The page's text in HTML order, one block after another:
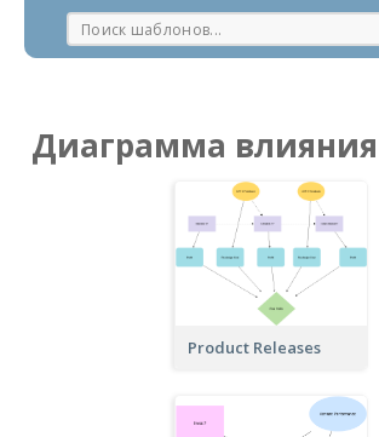
Диаграмма влияния
Product Releases